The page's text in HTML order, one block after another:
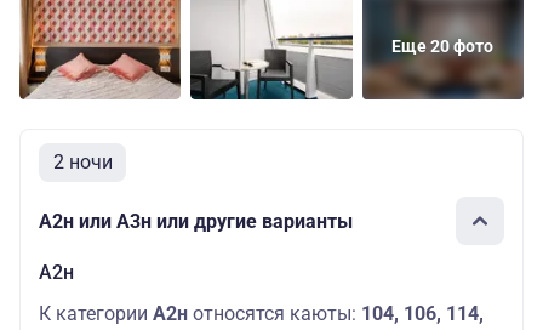
Еще 20 фото
2 ночи
А2н или А3н или другие варианты
А2н
К категории А2н относятся каюты: 104, 106, 114,